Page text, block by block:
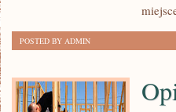
POSTED BY ADMIN